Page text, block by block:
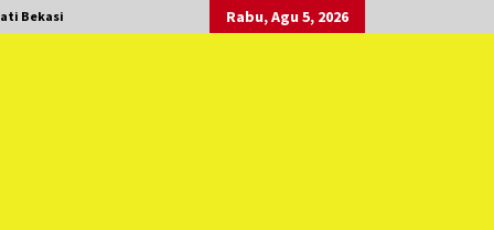
Bekasi Rabu, Agu 5, 2026